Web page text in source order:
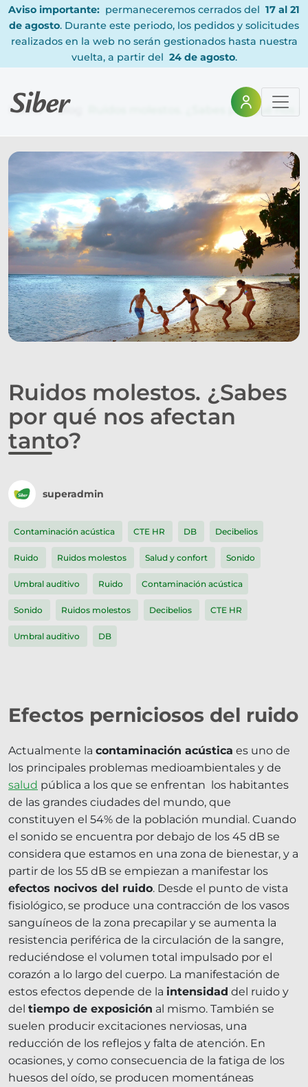
Aviso importante: permaneceremos cerrados del 17 al 21
de agosto. Durante este periodo, los pedidos y solicitudes
realizados en la web no serán gestionados hasta nuestra
vuelta, a partir del 24 de agosto.
Home Blog Ruidos molestos. ¿Sabes por qué nos
Ruidos molestos. ¿Sabes
por qué nos afectan
tanto?
superadmin
Contaminación acústica CTE HR DB Decibelios
Ruido Ruidos molestos Salud y confort Sonido
Umbral auditivo Ruido Contaminación acústica
Sonido Ruidos molestos Decibelios CTE HR
Umbral auditivo DB
Efectos perniciosos del ruido
Actualmente la contaminación acústica es uno de
los principales problemas medioambientales y de
salud pública a los que se enfrentan los habitantes
de las grandes ciudades del mundo, que
constituyen el 54% de la población mundial. Cuando
el sonido se encuentra por debajo de los 45 dB se
considera que estamos en una zona de bienestar, y a
partir de los 55 dB se empiezan a manifestar los
efectos nocivos del ruido. Desde el punto de vista
fisiológico, se produce una contracción de los vasos
sanguíneos de la zona precapilar y se aumenta la
resistencia periférica de la circulación de la sangre,
reduciéndose el volumen total impulsado por el
corazón a lo largo del cuerpo. La manifestación de
estos efectos depende de la intensidad del ruido y
del tiempo de exposición al mismo. También se
suelen producir excitaciones nerviosas, una
reducción de los reflejos y falta de atención. En
ocasiones, y como consecuencia de la fatiga de los
huesos del oído, se producen momentáneas